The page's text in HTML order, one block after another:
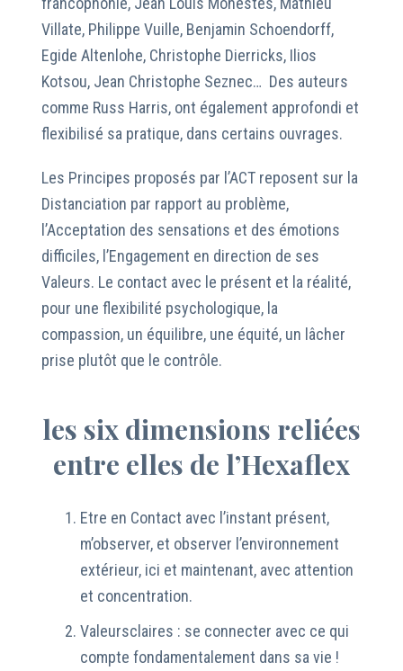
Villate, Philippe Vuille, Benjamin Schoendorff,
Egide Altenlohe, Christophe Dierricks, Ilios
Kotsou, Jean Christophe Seznec… Des auteurs
comme Russ Harris, ont également approfondi et
flexibilisé sa pratique, dans certains ouvrages.
Les Principes proposés par l’ACT reposent sur la
Distanciation par rapport au problème,
l’Acceptation des sensations et des émotions
difficiles, l’Engagement en direction de ses
Valeurs. Le contact avec le présent et la réalité,
pour une flexibilité psychologique, la
compassion, un équilibre, une équité, un lâcher
prise plutôt que le contrôle.
les six dimensions reliées
entre elles de l’Hexaflex
Etre en Contact avec l’instant présent,
m’observer, et observer l’environnement
extérieur, ici et maintenant, avec attention
et concentration.
Valeursclaires : se connecter avec ce qui
compte fondamentalement dans sa vie !